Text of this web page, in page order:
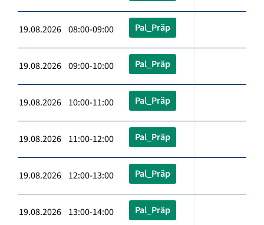
19.08.2026 08:00-09:00 Pal_Präp
19.08.2026 09:00-10:00 Pal_Präp
19.08.2026 10:00-11:00 Pal_Präp
19.08.2026 11:00-12:00 Pal_Präp
19.08.2026 12:00-13:00 Pal_Präp
19.08.2026 13:00-14:00 Pal_Präp